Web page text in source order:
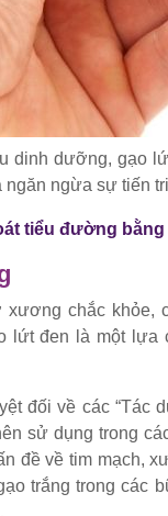
dinh dưỡng, gạo
ngừa sự tiến
tiểu đường
chắc khỏe,
lứt đen là một
đối về các “Tác
sử dụng trong
đề về tim mạch,
trắng trong các